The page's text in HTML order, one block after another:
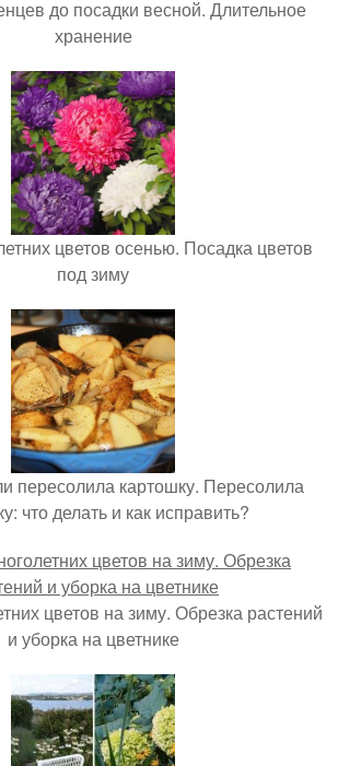
до посадки весной. Длительное
хранение
цветов осенью. Посадка цветов
под зиму
пересолила картошку. Пересолила
что делать и как исправить?
цветов на зиму. Обрезка растений
и уборка на цветнике